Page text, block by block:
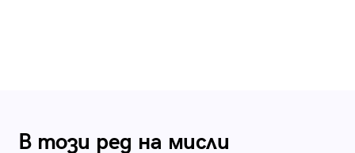
В този ред на мисли